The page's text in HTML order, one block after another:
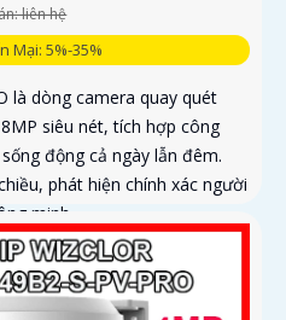
liên hệ
Mại: 5%-35%
là dòng camera quay quét
siêu nét, tích hợp công
động cả ngày lẫn đêm.
phát hiện chính xác người
minh